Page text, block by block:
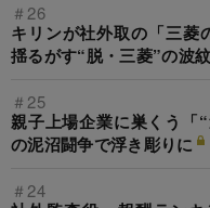
＃26
キリンが社外取の「三菱
揺るがす“脱・三菱”の波紋
＃25
親子上場企業に巣くう「
の泥沼闘争で浮き彫りに
＃24